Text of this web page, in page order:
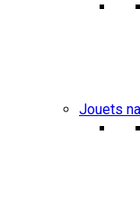
Jouets